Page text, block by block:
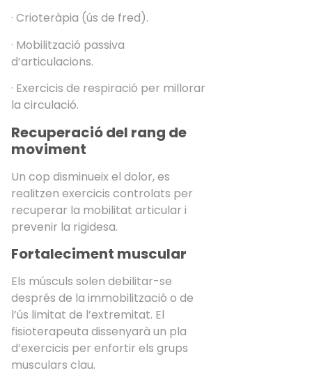
· Crioteràpia (ús de fred).
· Mobilització passiva
d’articulacions.
· Exercicis de respiració per millorar
la circulació.
Recuperació del rang de
moviment
Un cop disminueix el dolor, es
realitzen exercicis controlats per
recuperar la mobilitat articular i
prevenir la rigidesa.
Fortaleciment muscular
Els músculs solen debilitar-se
després de la immobilització o de
l’ús limitat de l’extremitat. El
fisioterapeuta dissenyarà un pla
d’exercicis per enfortir els grups
musculars clau.